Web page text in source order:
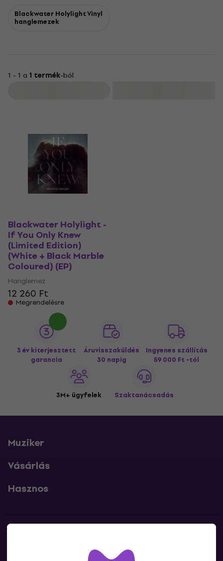
Blackwater Holylight Vinyl
hanglemezek
1 - 1 a 1 termék-ból
Blackwater Holylight -
If You Only Knew
(Limited Edition)
(White + Black Marble
Coloured) (EP)
Hanglemez
12 260 Ft
Megrendelésre
3 év kiterjesztett
garancia
Áruvisszaküldés
30 napig
Ingyenes szállítás
59 000 Ft -tól
3M+ ügyfelek Szaktanácsadás
Muziker
Vásárlás
Hasznos
Lépj kapcsolatba velünk